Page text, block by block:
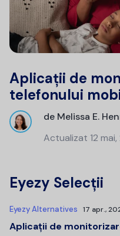
Aplicații de
telefonului
de Melissa E.
Actualizat 12
Eyezy Selecții
Eyezy Alternatives 17 apr.,
Aplicații de